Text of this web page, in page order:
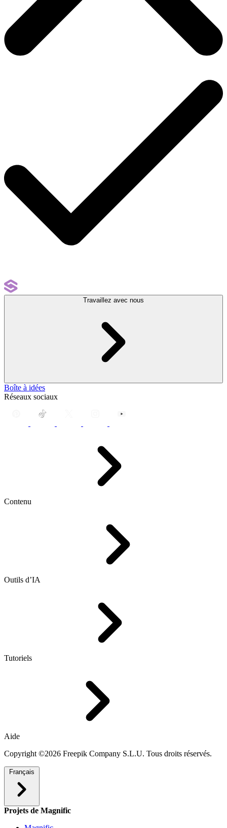
Travaillez avec nous
Boîte à idées
Réseaux sociaux
Contenu
Outils d’IA
Tutoriels
Aide
Copyright ©2026 Freepik Company S.L.U. Tous droits réservés.
Français
Projets de Magnific